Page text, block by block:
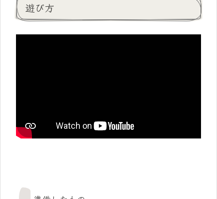
遊び方